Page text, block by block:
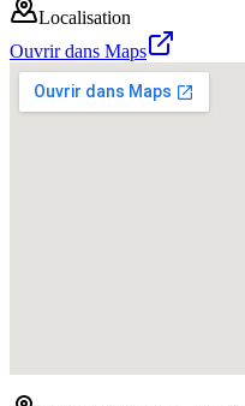
Localisation
Ouvrir dans Maps